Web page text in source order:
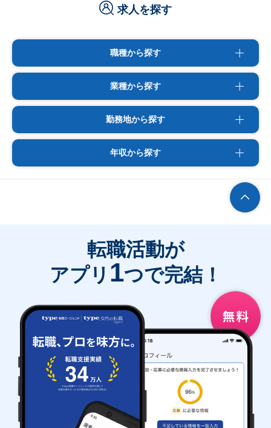
求人を探す
職種から探す
業種から探す
勤務地から探す
年収から探す
転職活動が
アプリ 1つで完結！